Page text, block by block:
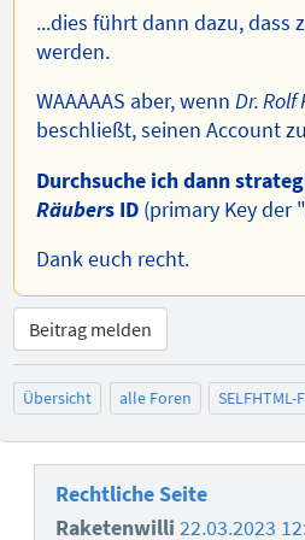
...dies führt dann dazu, dass
werden.
WAAAAAS aber, wenn Dr. Rolf
beschließt, seinen Account
Durchsuche ich dann
Räubers ID(primary Key der
Dank euch recht.
Beitrag melden
Übersicht alle Foren
Rechtliche Seite
Raketenwilli22.03.2023